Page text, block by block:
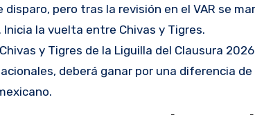
pero tras la revisión en el VAR se
Inicia la vuelta entre Chivas y Tigres.
y Tigres de la Liguilla del Clausura
deberá ganar por una diferencia